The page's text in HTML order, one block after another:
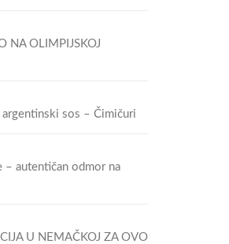
NA OLIMPIJSKOJ
argentinski sos – Čimičuri
– autentičan odmor na
U NEMAČKOJ ZA OVO